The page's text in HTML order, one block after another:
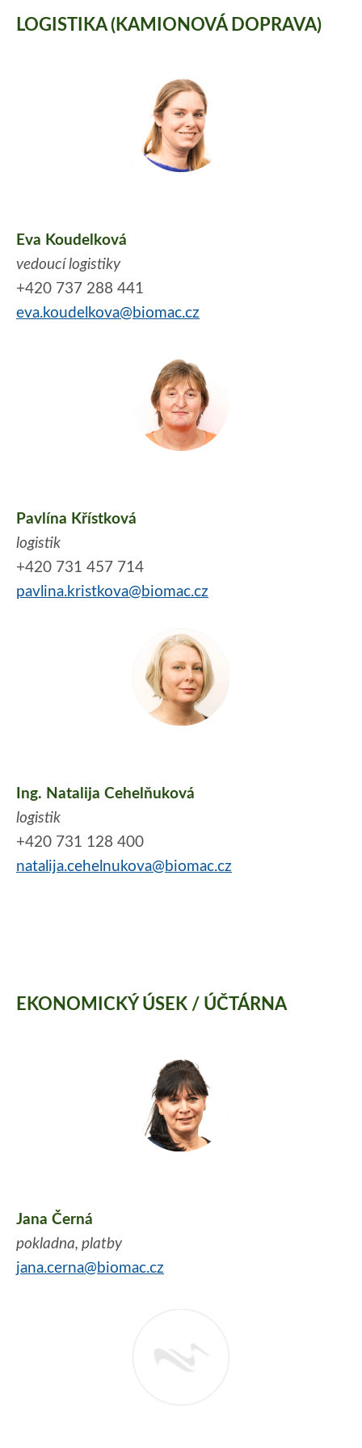
LOGISTIKA (KAMIONOVÁ DOPRAVA)
Eva Koudelková
vedoucí logistiky
+420 737 288 441
eva.koudelkova@biomac.cz
Pavlína Křístková
logistik
+420 731 457 714
pavlina.kristkova@biomac.cz
Ing. Natalija Cehelňuková
logistik
+420 731 128 400
natalija.cehelnukova@biomac.cz
EKONOMICKÝ ÚSEK / ÚČTÁRNA
Jana Černá
pokladna, platby
jana.cerna@biomac.cz